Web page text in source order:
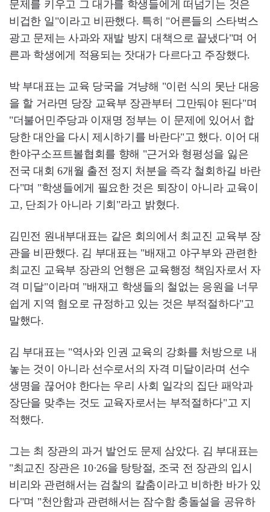
문제를 키우고 그 대가를 학생들에게 떠넘기는 것은
비겁한 일"이라고 비판했다. 특히 "어른들의 스타벅스
광고 문제는 사과와 재발 방지 대책으로 끝냈다"며 어
른과 학생에게 적용되는 잣대가 다르다고 주장했다.
박 부대표는 교육 당국을 겨냥해 "이런 식의 못난 대응
을 할 거라면 당장 교육부 장관부터 그만둬야 된다"며
"더불어민주당과 이재명 정부는 이 문제에 있어서 합
당한 대안을 다시 제시하기를 바란다"고 했다. 이어 대
한야구소프트볼협회를 향해 "근거와 형평성을 잃은
전국 대회 6개월 출전 정지 처분을 즉각 철회하길 바란
다"며 "학생들에게 필요한 것은 퇴장이 아니라 교육이
고, 단죄가 아니라 기회"라고 밝혔다.
김민전 원내부대표는 같은 회의에서 최교진 교육부 장
관을 비판했다. 김 부대표는 "배재고 야구부와 관련한
최교진 교육부 장관의 언행은 교육행정 책임자로서 자
격 미달"이라며 "배재고 학생들의 철없는 응원을 너무
쉽게 지역 혐오로 규정하고 있는 것은 부적절하다"고
말했다.
김 부대표는 "역사와 인권 교육의 강화를 처방으로 내
놓는 것이 아니라 선수로서의 자격 미달이라며 선수
생명을 끊어야 한다는 우리 사회 일각의 집단 패악과
장단을 맞추는 것도 교육자로서는 부적절하다"고 지
적했다.
그는 최 장관의 과거 발언도 문제 삼았다. 김 부대표는
"최교진 장관은 10·26을 탕탕절, 조국 전 장관의 입시
비리와 관련해서는 검찰의 칼춤이라고 비하한 바가 있
다"며 "천안함과 관련해서는 잠수함 충돌설을 공유하